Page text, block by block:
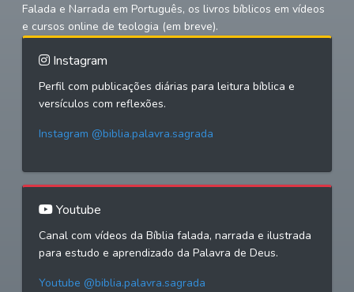
Falada e Narrada em Português, os livros bíblicos em vídeos
e cursos online de teologia (em breve).
Instagram
Perfil com publicações diárias para leitura bíblica e
versículos com reflexões.
Instagram @biblia.palavra.sagrada
Youtube
Canal com vídeos da Bíblia falada, narrada e ilustrada
para estudo e aprendizado da Palavra de Deus.
Youtube @biblia.palavra.sagrada